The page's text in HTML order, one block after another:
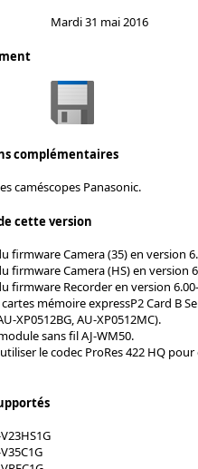
Mardi 31 mai 2016
complémentaires
caméscopes Panasonic.
cette version
firmware Camera (35) en version
firmware Camera (HS) en version
firmware Recorder en version
mémoire expressP2 Card B
XP0512BG, AU-XP0512MC).
sans fil AJ-WM50.
le codec ProRes 422 HQ